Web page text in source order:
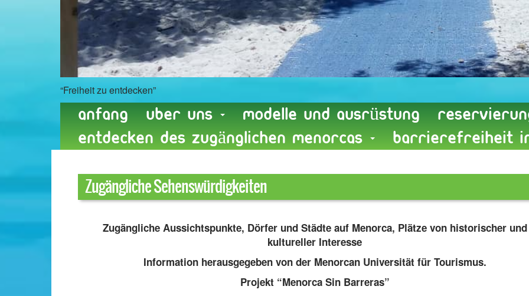
“Freiheit zu entdecken”
Anfang Uber uns Modelle und Ausrüstung
entdecken des zugänglichen Menorcas
Barrierefreiheit
Zugängliche Sehenswürdigkeiten
Zugängliche Aussichtspunkte, Dörfer und Städte auf Menorca, Plätze von historischer und
kultureller Interesse
Information herausgegeben von der Menorcan Universität für Tourismus.
Projekt “Menorca Sin Barreras”